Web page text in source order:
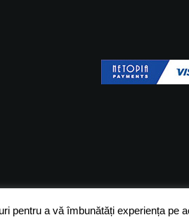
pentru a vă îmbunătăți experiența